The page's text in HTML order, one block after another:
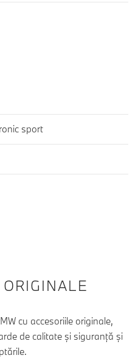
sport
cu accesoriile originale,
de calitate şi siguranţă şi